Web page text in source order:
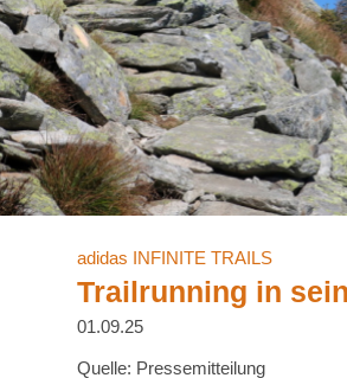
adidas INFINITE TRAILS
Trailrunning in
01.09.25
Quelle: Pressemitteilung